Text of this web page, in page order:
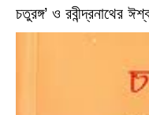
চতুরঙ্গ’ ও রবীন্দ্রনাথের